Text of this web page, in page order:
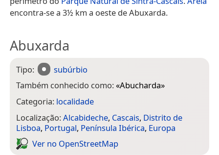
encontra-se a 3½ km a oeste de Abuxarda.
Abuxarda
Tipo:
subúrbio
Também conhecido como:«Abucharda»
Categoria: localidade
Localização:Alcabideche, Cascais, Distrito de
Lisboa, Portugal, Península Ibérica, Europa
Ver no Open­Street­Map